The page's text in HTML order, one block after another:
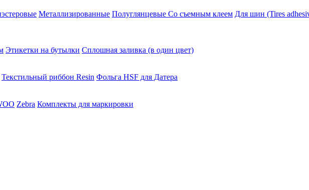
Металлизированные Полуглянцевые Со съемным клеем Для шин (Tires
Этикетки на бутылки Сплошная заливка (в один цвет)
Текстильный риббон Resin Фольга HSF для Датера
Zebra Комплекты для маркировки